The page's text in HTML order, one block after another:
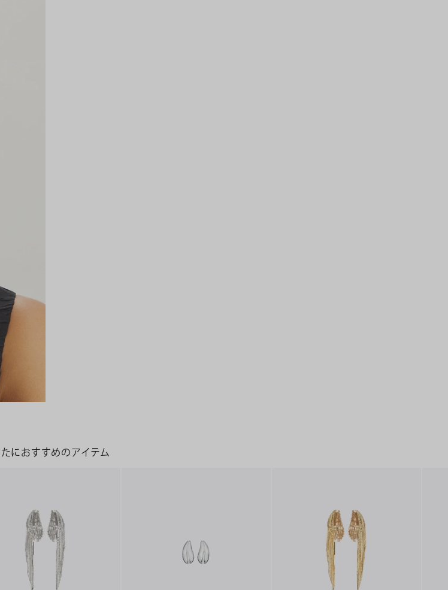
におすすめのアイテム